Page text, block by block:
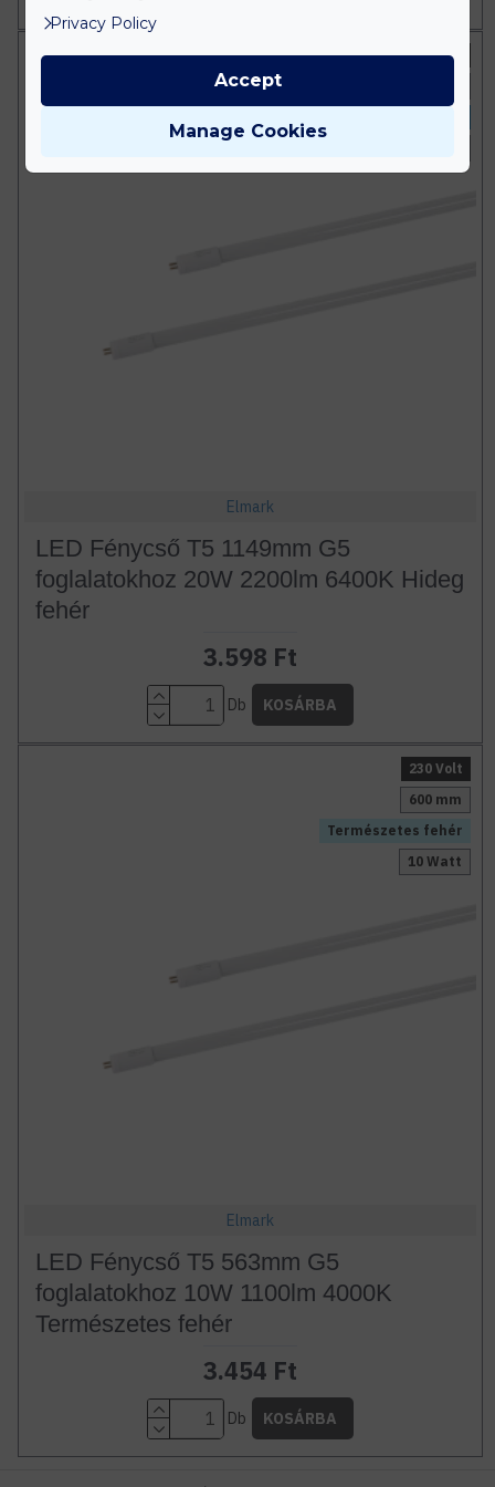
230 Volt
Elmark
LED Fénycső T5 1149mm G5
foglalatokhoz 20W 2200lm 6400K Hideg
fehér
3.598 Ft
Db KOSÁRBA
Természetes fehér
230 Volt
10 Watt
600 mm
Elmark
LED Fénycső T5 563mm G5
foglalatokhoz 10W 1100lm 4000K
Természetes fehér
3.454 Ft
Db KOSÁRBA
Privacy Policy
Manage Cookies
Accept